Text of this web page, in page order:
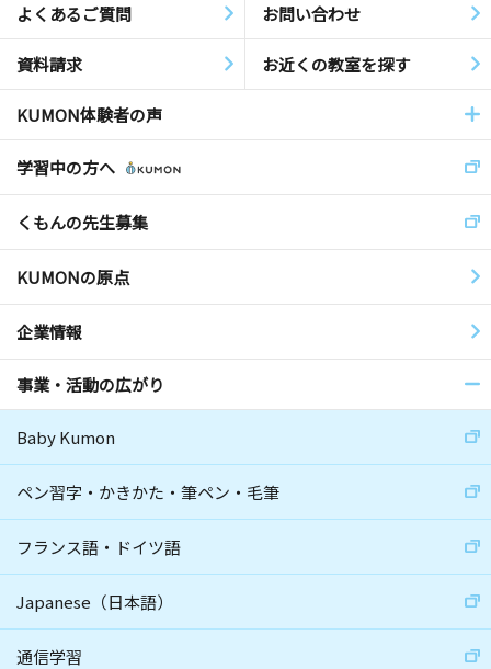
よくあるご質問 お問い合わせ
資料請求 お近くの教室を探す
KUMON体験者の声
学習中の方へ
くもんの先生募集
KUMONの原点
企業情報
事業・活動の広がり
Baby Kumon
ペン習字・かきかた・筆ペン・毛筆
フランス語・ドイツ語
Japanese（日本語）
通信学習